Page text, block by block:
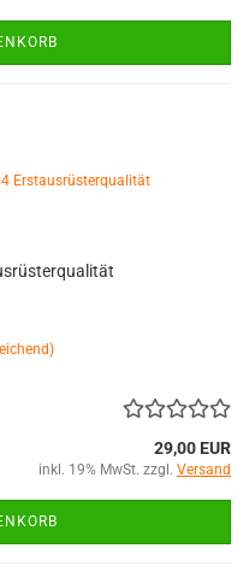
29,00 EUR
inkl. 19% MwSt. zzgl. Versand